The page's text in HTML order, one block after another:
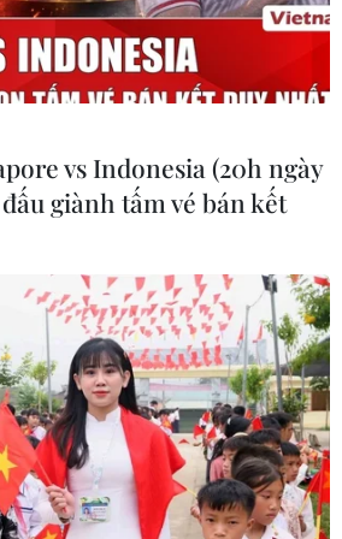
Ebola tại Congo
gia tăng người
đầu tiên
trình lão hóa
vs Indonesia (20h ngày
giành tấm vé bán kết